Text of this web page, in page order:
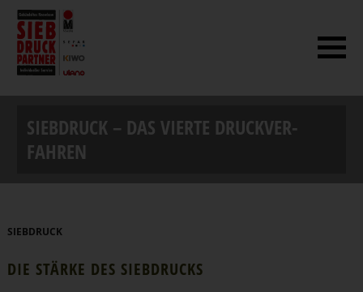
SIEBDRUCK – DAS VIERTE DRUCK­VER­
FAHREN
SIEBDRUCK
DIE STÄRKE DES SIEBDRUCKS